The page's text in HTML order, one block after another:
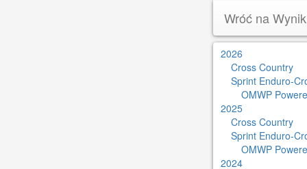
Wróć na
2026
Cross Country
Sprint Enduro-
OMWP
2025
Cross Country
Sprint Enduro-
OMWP
2024